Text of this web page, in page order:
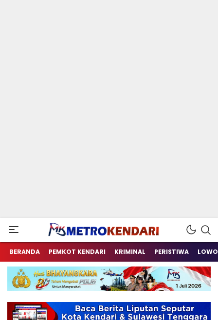
metrokendari
Berita Terkini Sulawesi Tenggara
BERANDA PEMKOT KENDARI KRIMINAL PERISTIWA